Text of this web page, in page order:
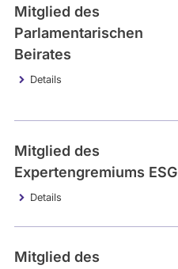
Mitglied des
Parlamentarischen
Beirates
Details
Mitglied des
Expertengremiums ESG
Details
Mitglied des